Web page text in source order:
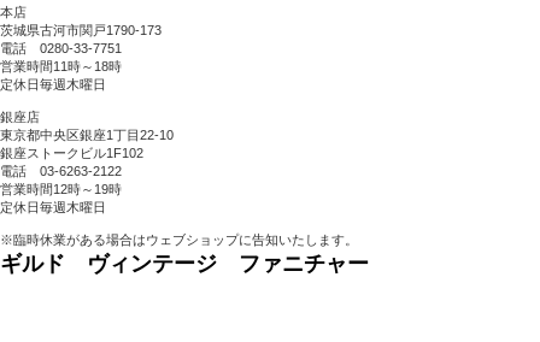
本店
茨城県古河市関戸1790-173
電話 0280-33-7751
営業時間11時～18時
定休日毎週木曜日
銀座店
東京都中央区銀座1丁目22-10
銀座ストークビル1F102
電話 03-6263-2122
営業時間12時～19時
定休日毎週木曜日
※臨時休業がある場合はウェブショップに告知いたします。
ギルド ヴィンテージ ファニチャー